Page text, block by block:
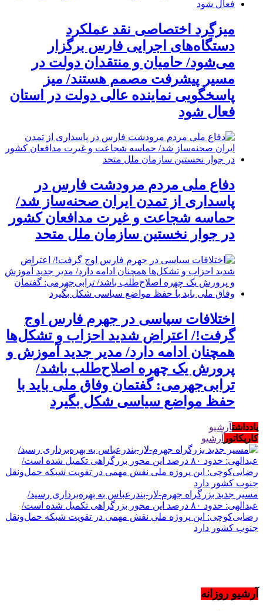
میزگرد اختصاصی نقد عملکرد
دستگاه‌های اجرایی فارس برگزار
می‌شود/ حامیان و منتقدان دولت در
مسیر پیشرفت مصمم هستند/ میز
پاسخگویی نماینده عالی دولت در استان
فعال شود
دفاع ملی مردم مرودشت فارس در
پاسداری از تمدن ایران صحنه‌ساز شد/
حماسه شجاعت و غیرت مدافعان کشور
در جوار نخستین سازمان ملل متحد
اختلافات سیاسی در جهرم فارس اوج
گرفت!/ اعتراض شدید احزاب و تشکل‌ها
همچنان ادامه دارد/ مدیر جدید آموزش و
پرورش یک چهره اصلاح‌طلب باشد/
ترابی‌جهرمی: گفتمان وفاق ملی باید با
حفظ مواضع سیاسی شکل بگیرد
یادداشتآرشیو
کاریکاتور آرشیو
مسیر جدید بزرگراه جهرم-لار-بندرعباس به بهره‌برداری رسید/
عبدالهی: حدود ۸۰ درصد این محور بزرگراهی تکمیل شده است/
رضایی‌کوچی: این پروژه ملی نقش مهمی در تقویت شبکه حمل‌ونقل
جنوب کشور دارد
آرشیو روزانه